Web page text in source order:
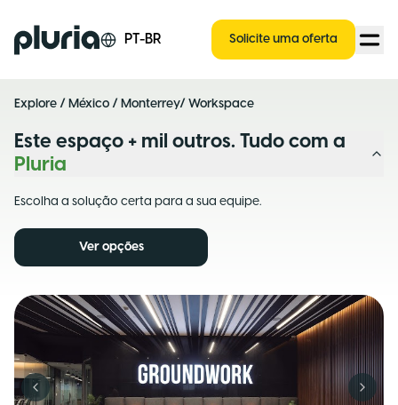
Logo Pluria PT-BR Solicite uma oferta
Explore / México / Monterrey/ Workspace
Este espaço + mil outros. Tudo com a
Pluria
Escolha a solução certa para a sua equipe.
Ver opções
Previous slide Next